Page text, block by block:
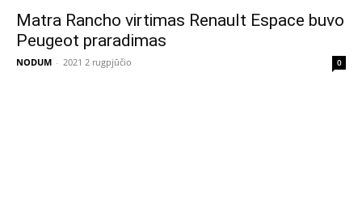
Matra Rancho virtimas Renault Espace buvo
Peugeot praradimas
NODUM - 2021 2 rugpjūčio 0